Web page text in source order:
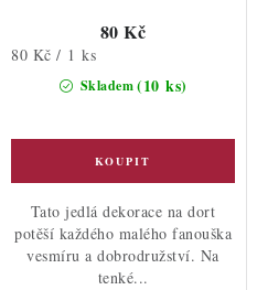
Skladem(10 ks)
80 Kč
Měrná
80 Kč / 1 ks
Tato jedlá dekorace na dort
potěší každého malého fanouška
vesmíru a dobrodružství. Na
tenké...